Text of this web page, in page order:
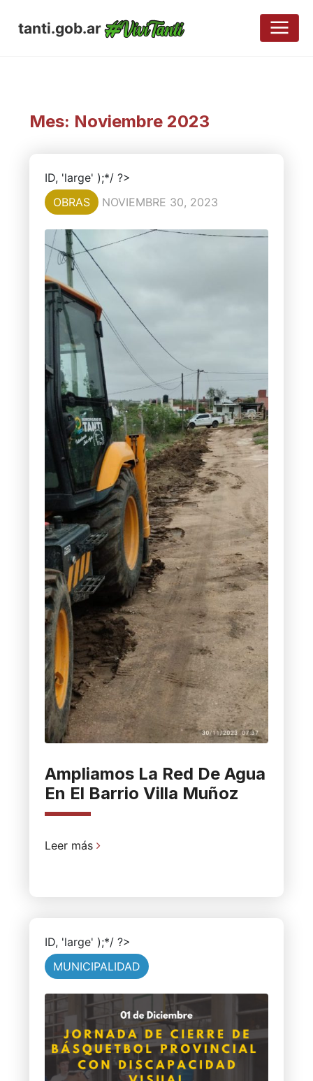
tanti.gob.ar
Mes: Noviembre 2023
ID, 'large' );*/ ?>
OBRAS
NOVIEMBRE 30, 2023
Ampliamos La Red De Agua
En El Barrio Villa Muñoz
Leer más
ID, 'large' );*/ ?>
MUNICIPALIDAD